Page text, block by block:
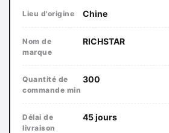
Lieu d'origine Chine
Nom de
marque
RICHSTAR
Quantité de
commande min
300
Délai de
livraison
45 jours